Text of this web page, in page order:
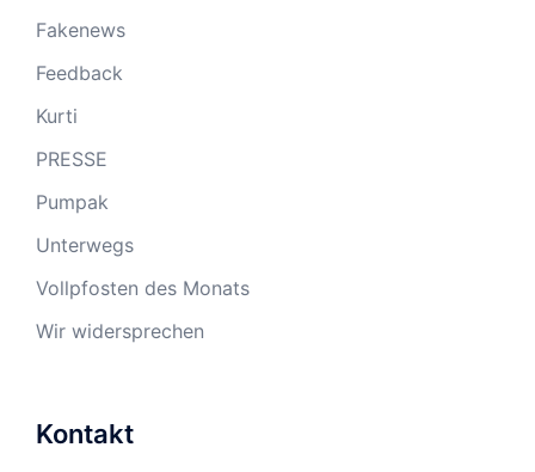
Fakenews
Feedback
Kurti
PRESSE
Pumpak
Unterwegs
Vollpfosten des Monats
Wir widersprechen
Kontakt